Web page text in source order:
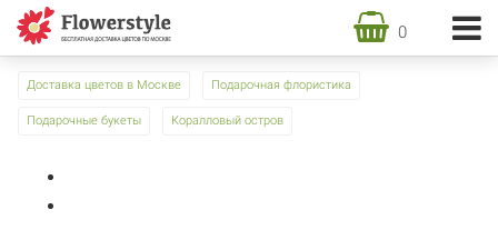
0
Доставка цветов в Москве Подарочная флористика
Подарочные букеты Коралловый остров